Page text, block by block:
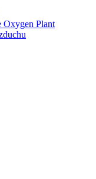
Oxygen Plant